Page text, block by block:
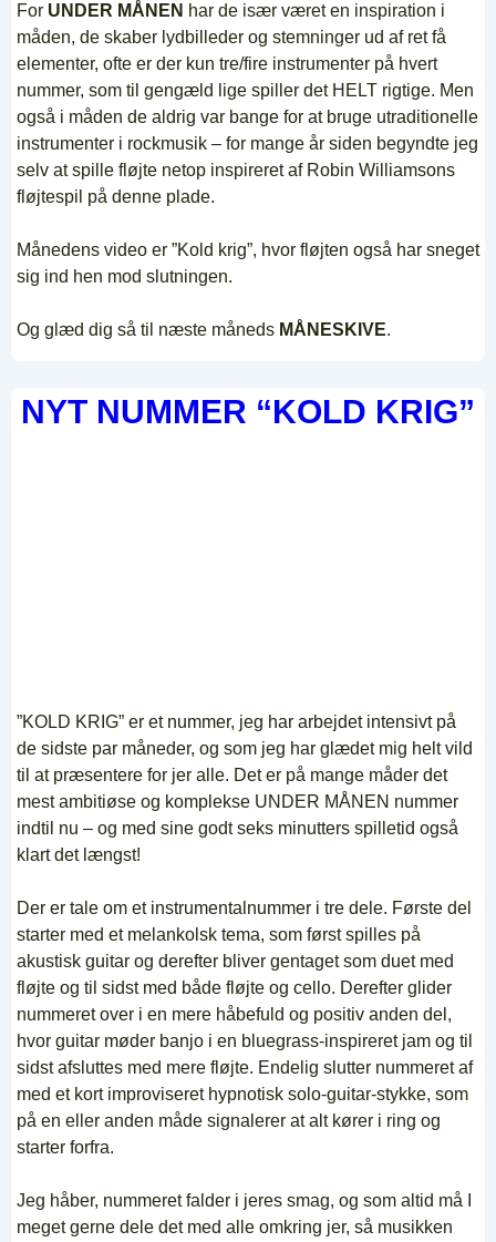
For UNDER MÅNEN har de især været en inspiration i
måden, de skaber lydbilleder og stemninger ud af ret få
elementer, ofte er der kun tre/fire instrumenter på hvert
nummer, som til gengæld lige spiller det HELT rigtige. Men
også i måden de aldrig var bange for at bruge utraditionelle
instrumenter i rockmusik – for mange år siden begyndte jeg
selv at spille fløjte netop inspireret af Robin Williamsons
fløjtespil på denne plade.
Månedens video er ”Kold krig”, hvor fløjten også har sneget
sig ind hen mod slutningen.
Og glæd dig så til næste måneds MÅNESKIVE.
NYT NUMMER “KOLD KRIG”
”KOLD KRIG” er et nummer, jeg har arbejdet intensivt på
de sidste par måneder, og som jeg har glædet mig helt vild
til at præsentere for jer alle. Det er på mange måder det
mest ambitiøse og komplekse UNDER MÅNEN nummer
indtil nu – og med sine godt seks minutters spilletid også
klart det længst!
Der er tale om et instrumentalnummer i tre dele. Første del
starter med et melankolsk tema, som først spilles på
akustisk guitar og derefter bliver gentaget som duet med
fløjte og til sidst med både fløjte og cello. Derefter glider
nummeret over i en mere håbefuld og positiv anden del,
hvor guitar møder banjo i en bluegrass-inspireret jam og til
sidst afsluttes med mere fløjte. Endelig slutter nummeret af
med et kort improviseret hypnotisk solo-guitar-stykke, som
på en eller anden måde signalerer at alt kører i ring og
starter forfra.
Jeg håber, nummeret falder i jeres smag, og som altid må I
meget gerne dele det med alle omkring jer, så musikken